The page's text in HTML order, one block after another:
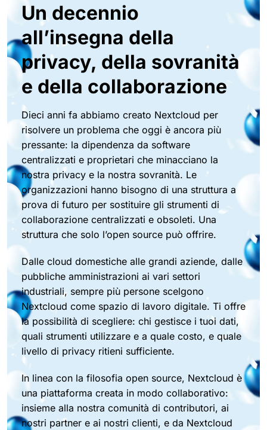
Un decennio
all’insegna della
privacy, della sovranità
e della collaborazione
Dieci anni fa abbiamo creato Nextcloud per
risolvere un problema che oggi è ancora più
pressante: la dipendenza da software
centralizzati e proprietari che minacciano la
nostra privacy e la nostra sovranità. Le
organizzazioni hanno bisogno di una struttura a
prova di futuro per sostituire gli strumenti di
collaborazione centralizzati e obsoleti. Una
struttura che solo l’open source può offrire.
Dalle cloud domestiche alle grandi aziende, dalle
pubbliche amministrazioni ai vari settori
industriali, sempre più persone scelgono
Nextcloud come spazio di lavoro digitale. Ti offre
la possibilità di scegliere: chi gestisce i tuoi dati,
quali strumenti utilizzare e a quale costo, e quale
livello di privacy ritieni sufficiente.
In linea con la filosofia open source, Nextcloud è
una piattaforma creata in modo collaborativo:
insieme alla nostra comunità di contributori, ai
nostri partner e ai nostri clienti, e da Nextcloud